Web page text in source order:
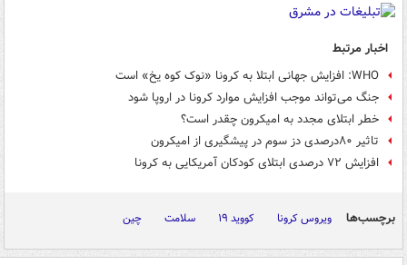
اخبار مرتبط
WHO: افزایش جهانی ابتلا به کرونا «نوک کوه یخ» است
جنگ می‌تواند موجب افزایش موارد کرونا در اروپا شود
خطر ابتلای مجدد به امیکرون چقدر است؟
تاثیر ۸۰درصدی دز سوم در پیشگیری از امیکرون
افزایش ۷۲ درصدی ابتلای کودکان آمریکایی به کرونا
برچسب‌ها ویروس کرونا کووید ۱۹ سلامت چین